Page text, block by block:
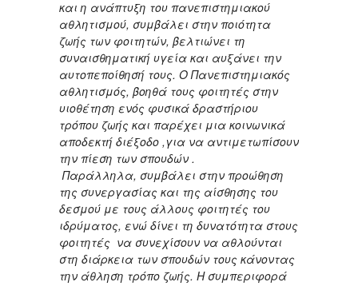
και η ανάπτυξη του πανεπιστημιακού
αθλητισμού, συμβάλει στην ποιότητα
ζωής των φοιτητών, βελτιώνει τη
συναισθηματική υγεία και αυξάνει την
αυτοπεποίθησή τους. Ο Πανεπιστημιακός
αθλητισμός, βοηθά τους φοιτητές στην
υιοθέτηση ενός φυσικά δραστήριου
τρόπου ζωής και παρέχει μια κοινωνικά
αποδεκτή διέξοδο ,για να αντιμετωπίσουν
την πίεση των σπουδών .
Παράλληλα, συμβάλει στην προώθηση
της συνεργασίας και της αίσθησης του
δεσμού με τους άλλους φοιτητές του
ιδρύματος, ενώ δίνει τη δυνατότητα στους
φοιτητές να συνεχίσουν να αθλούνται
στη διάρκεια των σπουδών τους κάνοντας
την άθληση τρόπο ζωής. Η συμπεριφορά